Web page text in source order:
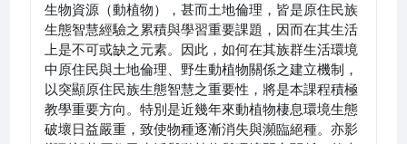
生物資源（動植物），甚而土地倫理，皆是原住民族
生態智慧經驗之累積與學習重要課題，因而在其生活
上是不可或缺之元素。因此，如何在其族群生活環境
中原住民與土地倫理、野生動植物關係之建立機制，
以突顯原住民族生態智慧之重要性，將是本課程積極
教學重要方向。特別是近幾年來動植物棲息環境生態
破壞日益嚴重，致使物種逐漸消失與瀕臨絕種。亦影